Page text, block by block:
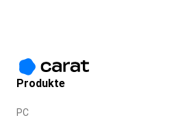
Produkte
PC